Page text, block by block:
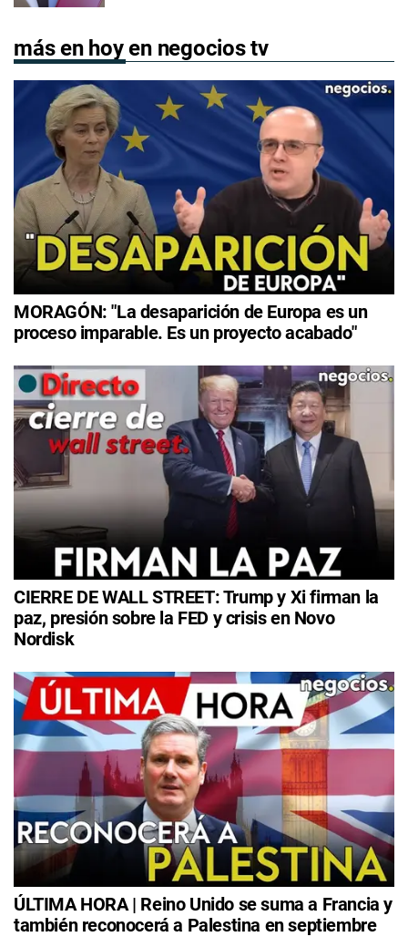
más en hoy en negocios tv
MORAGÓN: "La desaparición de Europa es un
proceso imparable. Es un proyecto acabado"
CIERRE DE WALL STREET: Trump y Xi firman la
paz, presión sobre la FED y crisis en Novo
Nordisk
ÚLTIMA HORA | Reino Unido se suma a Francia y
también reconocerá a Palestina en septiembre